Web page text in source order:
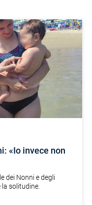
«Io invece non
dei Nonni e degli
solitudine.